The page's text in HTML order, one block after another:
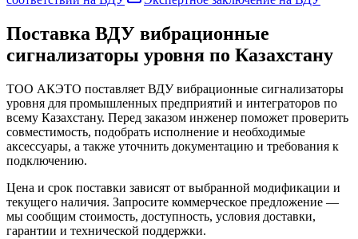
Поставка ВДУ вибрационные
сигнализаторы уровня по Казахстану
ТОО АКЭТО поставляет ВДУ вибрационные сигнализаторы
уровня для промышленных предприятий и интеграторов по
всему Казахстану. Перед заказом инженер поможет проверить
совместимость, подобрать исполнение и необходимые
аксессуары, а также уточнить документацию и требования к
подключению.
Цена и срок поставки зависят от выбранной модификации и
текущего наличия. Запросите коммерческое предложение —
мы сообщим стоимость, доступность, условия доставки,
гарантии и технической поддержки.